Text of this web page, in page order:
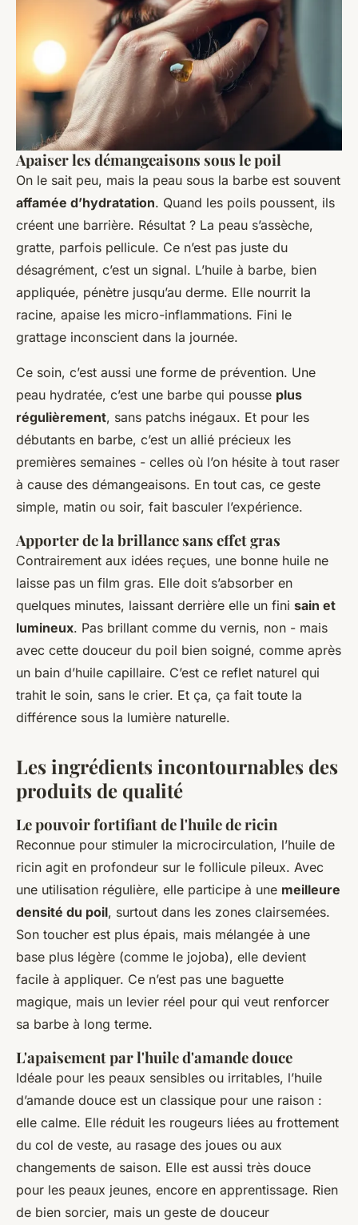
Apaiser les démangeaisons sous le poil
On le sait peu, mais la peau sous la barbe est souvent
affamée d’hydratation. Quand les poils poussent, ils
créent une barrière. Résultat ? La peau s’assèche,
gratte, parfois pellicule. Ce n’est pas juste du
désagrément, c’est un signal. L’huile à barbe, bien
appliquée, pénètre jusqu’au derme. Elle nourrit la
racine, apaise les micro-inflammations. Fini le
grattage inconscient dans la journée.
Ce soin, c’est aussi une forme de prévention. Une
peau hydratée, c’est une barbe qui pousse plus
régulièrement, sans patchs inégaux. Et pour les
débutants en barbe, c’est un allié précieux les
premières semaines - celles où l’on hésite à tout raser
à cause des démangeaisons. En tout cas, ce geste
simple, matin ou soir, fait basculer l’expérience.
Apporter de la brillance sans effet gras
Contrairement aux idées reçues, une bonne huile ne
laisse pas un film gras. Elle doit s’absorber en
quelques minutes, laissant derrière elle un fini sain et
lumineux. Pas brillant comme du vernis, non - mais
avec cette douceur du poil bien soigné, comme après
un bain d’huile capillaire. C’est ce reflet naturel qui
trahit le soin, sans le crier. Et ça, ça fait toute la
différence sous la lumière naturelle.
Les ingrédients incontournables des
produits de qualité
Le pouvoir fortifiant de l'huile de ricin
Reconnue pour stimuler la microcirculation, l’huile de
ricin agit en profondeur sur le follicule pileux. Avec
une utilisation régulière, elle participe à une meilleure
densité du poil, surtout dans les zones clairsemées.
Son toucher est plus épais, mais mélangée à une
base plus légère (comme le jojoba), elle devient
facile à appliquer. Ce n’est pas une baguette
magique, mais un levier réel pour qui veut renforcer
sa barbe à long terme.
L'apaisement par l'huile d'amande douce
Idéale pour les peaux sensibles ou irritables, l’huile
d’amande douce est un classique pour une raison :
elle calme. Elle réduit les rougeurs liées au frottement
du col de veste, au rasage des joues ou aux
changements de saison. Elle est aussi très douce
pour les peaux jeunes, encore en apprentissage. Rien
de bien sorcier, mais un geste de douceur